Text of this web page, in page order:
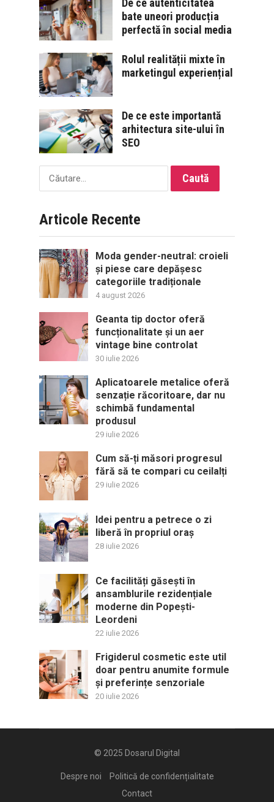
De ce autenticitatea
bate uneori producția
perfectă în social media
Rolul realității mixte în
marketingul experiențial
De ce este importantă
arhitectura site-ului în
SEO
Caută
după:
Articole Recente
Moda gender-neutral: croieli
și piese care depășesc
categoriile tradiționale
4 august 2026
Geanta tip doctor oferă
funcționalitate și un aer
vintage bine controlat
30 iulie 2026
Aplicatoarele metalice oferă
senzație răcoritoare, dar nu
schimbă fundamental
produsul
29 iulie 2026
Cum să-ți măsori progresul
fără să te compari cu ceilalți
29 iulie 2026
Idei pentru a petrece o zi
liberă în propriul oraș
28 iulie 2026
Ce facilități găsești în
ansamblurile rezidențiale
moderne din Popești-
Leordeni
22 iulie 2026
Frigiderul cosmetic este util
doar pentru anumite formule
și preferințe senzoriale
20 iulie 2026
© 2025 Dosarul Digital
Despre noi
Politică de confidențialitate
Contact